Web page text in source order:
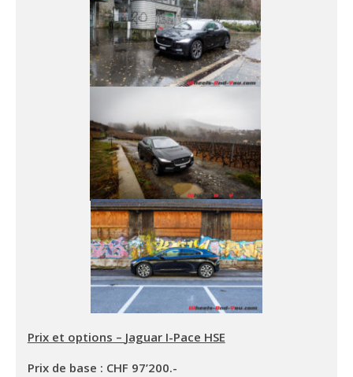
Prix et options – Jaguar I-Pace HSE
Prix de base : CHF 97’200.-